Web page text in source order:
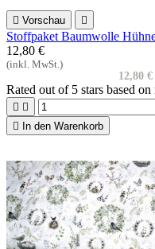
 Vorschau 
Stoffpaket Baumwolle
12,80 €
(inkl. MwSt.)
12,80
Rated out of 5 stars based on
 
 In den Warenkorb